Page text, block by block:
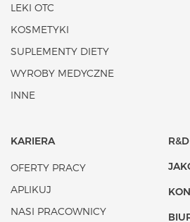
LEKI OTC
KOSMETYKI
SUPLEMENTY DIETY
WYROBY MEDYCZNE
INNE
KARIERA
OFERTY PRACY
APLIKUJ
NASI PRACOWNICY
R&D